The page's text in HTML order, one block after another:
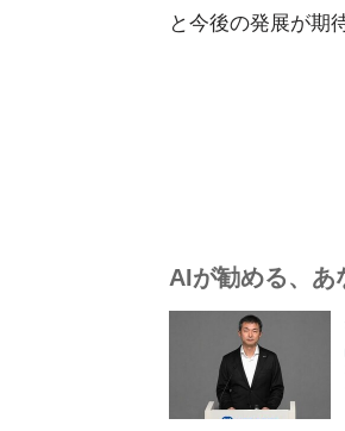
と今後の発展が期
AIが勧める、あ